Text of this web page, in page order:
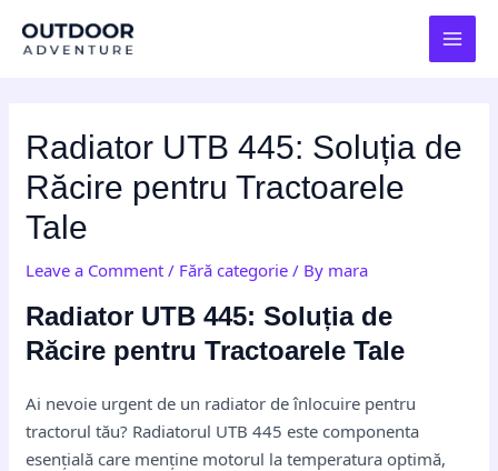
Radiator UTB 445: Soluția de
Răcire pentru Tractoarele
Tale
Leave a Comment / Fără categorie / By mara
Radiator UTB 445: Soluția de
Răcire pentru Tractoarele Tale
Ai nevoie urgent de un radiator de înlocuire pentru
tractorul tău? Radiatorul UTB 445 este componenta
esențială care menține motorul la temperatura optimă,
navigation